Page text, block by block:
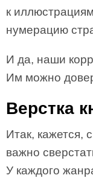
к
нумерацию
И да, наши
Им можно
Верстка
Итак, кажется,
важно
У каждого